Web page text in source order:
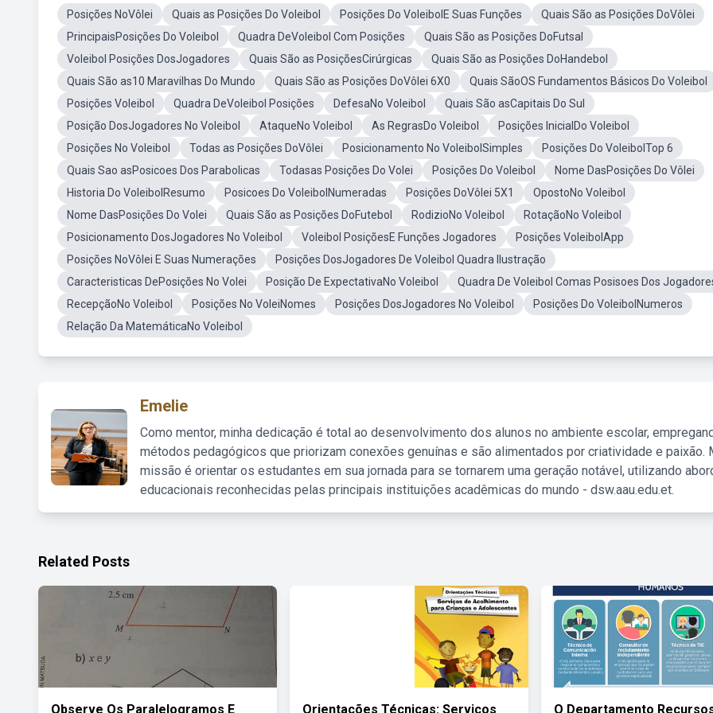
Posições NoVôlei Quais as Posições Do Voleibol Posições Do VoleibolE Suas Funções
Quais São as Posições DoVôlei
PrincipaisPosições Do Voleibol
Quadra DeVoleibol Com Posições
Quais São as Posições DoFutsal
Voleibol Posições DosJogadores
Quais São as PosiçõesCirúrgicas
Quais São as Posições DoHandebol
Quais São as10 Maravilhas Do Mundo
Quais São as Posições DoVôlei 6X0
Quais SãoOS Fundamentos Básicos Do Voleibol
Posições Voleibol
Quadra DeVoleibol Posições DefesaNo Voleibol
Quais São asCapitais Do Sul
Posição DosJogadores No Voleibol
AtaqueNo Voleibol As RegrasDo Voleibol
Posições InicialDo Voleibol
Posições No Voleibol
Todas as Posições DoVôlei Posicionamento No VoleibolSimples
Posições Do VoleibolTop 6
Quais Sao asPosicoes Dos Parabolicas
Todasas Posições Do Volei Posições Do Voleibol
Nome DasPosições Do Vôlei
Historia Do VoleibolResumo
Posicoes Do VoleibolNumeradas Posições DoVôlei 5X1
OpostoNo Voleibol
Nome DasPosições Do Volei
Quais São as Posições DoFutebol RodizioNo Voleibol
RotaçãoNo Voleibol
Posicionamento DosJogadores No Voleibol
Voleibol PosiçõesE Funções Jogadores
Posições VoleibolApp
Posições NoVôlei E Suas Numerações
Posições DosJogadores De Voleibol Quadra Ilustração
Caracteristicas DePosições No Volei
Posição De ExpectativaNo Voleibol
Quadra De Voleibol Comas Posisoes Dos
RecepçãoNo Voleibol
Posições No VoleiNomes Posições DosJogadores No Voleibol
Posições Do VoleibolNumeros
Relação Da MatemáticaNo Voleibol
Emelie
Como mentor, minha dedicação é total ao desenvolvimento dos alunos no ambiente escolar,
métodos pedagógicos que priorizam conexões genuínas e são alimentados por criatividade e paixão.
missão é orientar os estudantes em sua jornada para se tornarem uma geração notável, utilizando
educacionais reconhecidas pelas principais instituições acadêmicas do mundo - dsw.aau.edu.et.
Related Posts
Observe Os Paralelogramos E Orientações Técnicas: Serviços O Departamento